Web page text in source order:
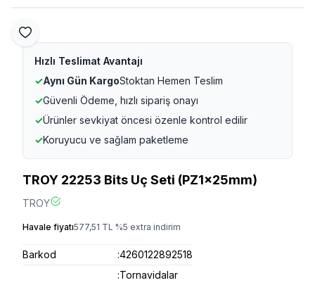
Favoriye Ekle
Hızlı Teslimat Avantajı
✓Aynı Gün KargoStoktan Hemen Teslim
✓Güvenli Ödeme, hızlı sipariş onayı
✓Ürünler sevkiyat öncesi özenle kontrol edilir
✓Koruyucu ve sağlam paketleme
TROY 22253 Bits Uç Seti (PZ1x25mm)
TROY
Havale fiyatı577,51 TL %5 extra indirim
Barkod :4260122892518
:Tornavidalar